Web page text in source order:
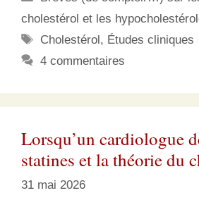
cholestérol et les
Étiquettes
Cholestérol, Études cliniques
4 commentaires
Lorsqu’un cardiologue
statines et la théorie du
31 mai 2026